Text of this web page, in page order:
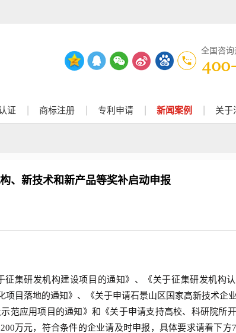
全国咨询
证 商标注册 专利申请 新闻案例 关于
、新技术和新产品等奖补启动申报
集研发机构建设项目的通知》、《关于征集研发机构
目落地的通知》、《关于申请石景山区国家高新技术企
范应用项目的通知》和《关于申请支持高校、科研院所
万元，符合条件的企业请及时申报，具体要求请看下方